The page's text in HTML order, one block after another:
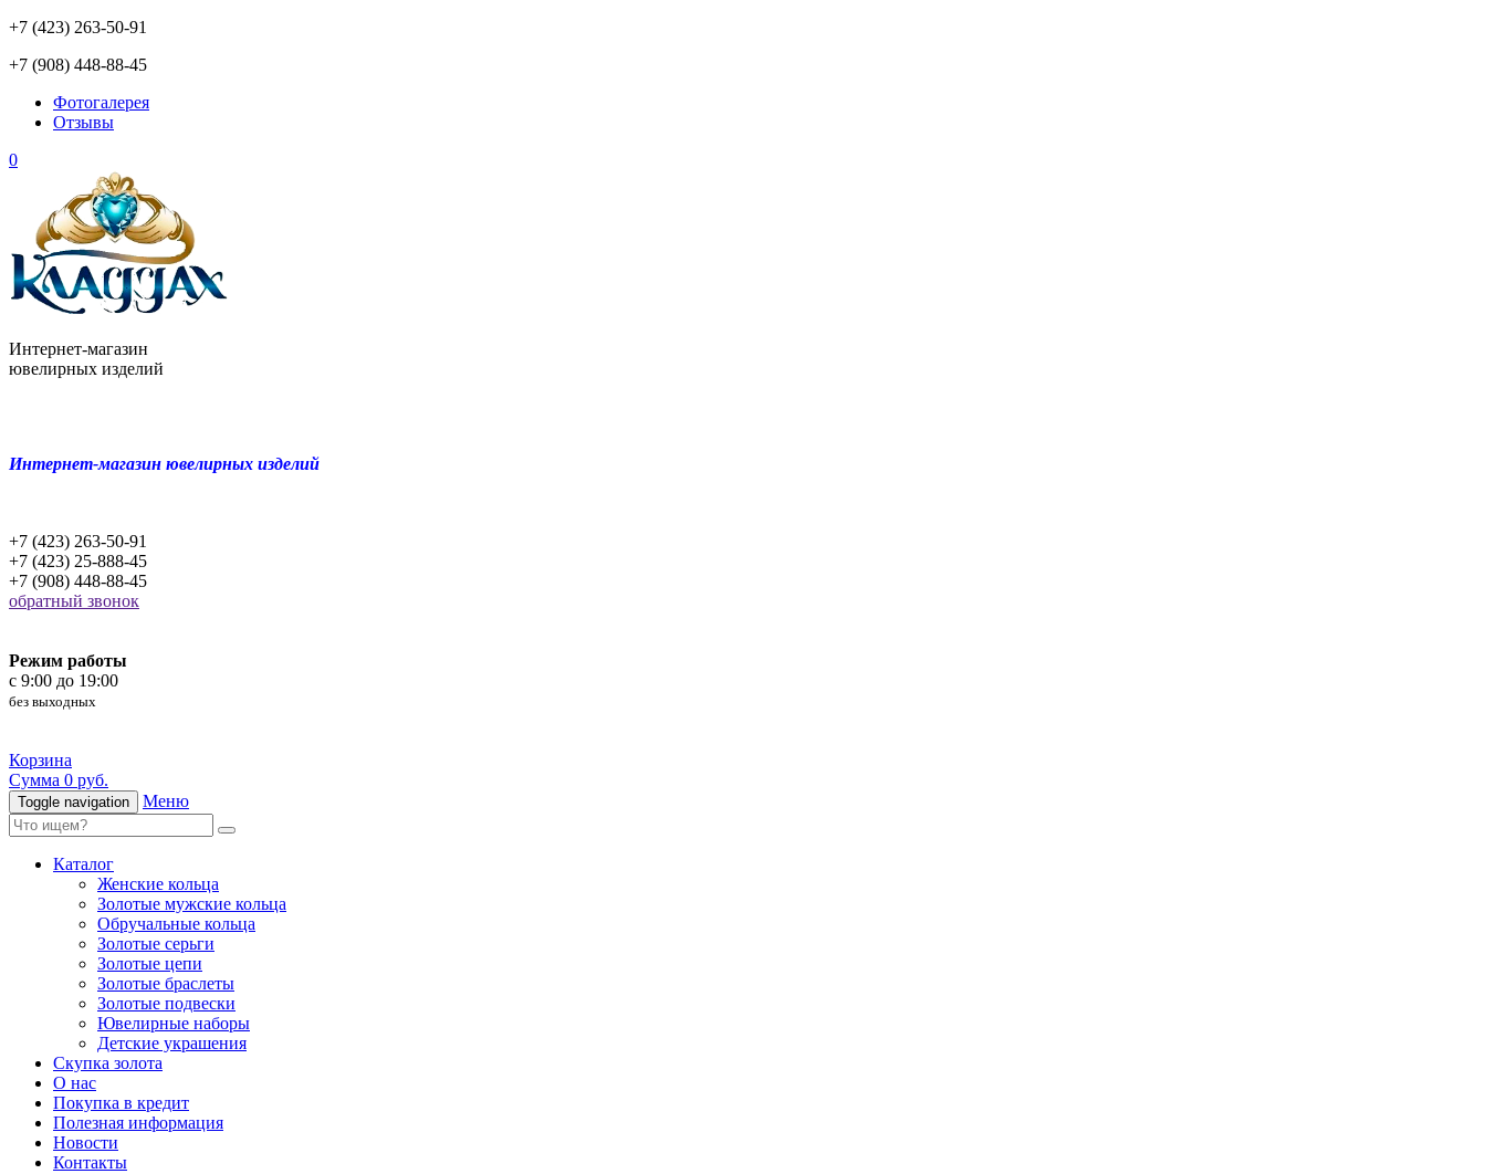
+7 (423) 263-50-91
+7 (908) 448-88-45
Фотогалерея
Отзывы
0
Интернет-магазин
ювелирных изделий
Интернет-магазин ювелирных изделий
+7 (423) 263-50-91
+7 (423) 25-888-45
+7 (908) 448-88-45
обратный звонок
Режим работы
c 9:00 до 19:00
без выходных
Корзина
Сумма 0 руб.
Toggle navigation Меню
Каталог
Женские кольца
Золотые мужские кольца
Обручальные кольца
Золотые серьги
Золотые цепи
Золотые браслеты
Золотые подвески
Ювелирные наборы
Детские украшения
Скупка золота
О нас
Покупка в кредит
Полезная информация
Новости
Контакты